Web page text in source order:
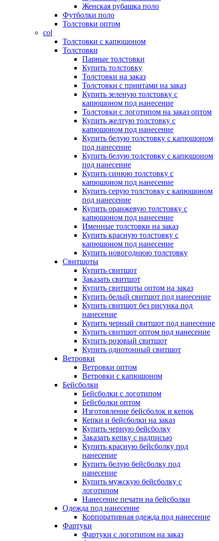
Женская рубашка поло
Футболки поло
Толстовки оптом
col
Толстовки с капюшоном
Толстовки
Парные толстовки
Купить толстовку
Толстовки на заказ
Толстовки с принтами на заказ
Купить зеленую толстовку с
капюшоном под нанесение
Толстовки с логотипом на заказ оптом
Купить желтую толстовку с
капюшоном под нанесение
Купить белую толстовку с капюшоном
под нанесение
Купить белую толстовку с капюшоном
под нанесение
Купить синюю толстовку с
капюшоном под нанесение
Купить серую толстовку с капюшоном
под нанесение
Купить оранжевую толстовку с
капюшоном под нанесение
Именные толстовки на заказ
Купить красную толстовку с
капюшоном под нанесение
Купить новогоднюю толстовку
Свитшоты
Купить свитшот
Заказать свитшот
Купить свитшоты оптом на заказ
Купить белый свитшот под нанесение
Купить свитшот без рисунка под
нанесение
Купить черный свитшот под нанесение
Купить свитшот оптом под нанесение
Купить розовый свитшот
Купить однотонный свитшот
Ветровки
Ветровки оптом
Ветровки с капюшоном
Бейсболки
Бейсболки с логотипом
Бейсболки оптом
Изготовление бейсболок и кепок
Кепки и бейсболки на заказ
Купить черную бейсболку
Заказать кепку с надписью
Купить красную бейсболку под
нанесение
Купить белую бейсболку под
нанесение
Купить мужскую бейсболку с
логотипом
Нанесение печати на бейсболки
Одежда под нанесение
Корпоративная одежда под нанесение
Фартуки
Фартуки с логотипом на заказ